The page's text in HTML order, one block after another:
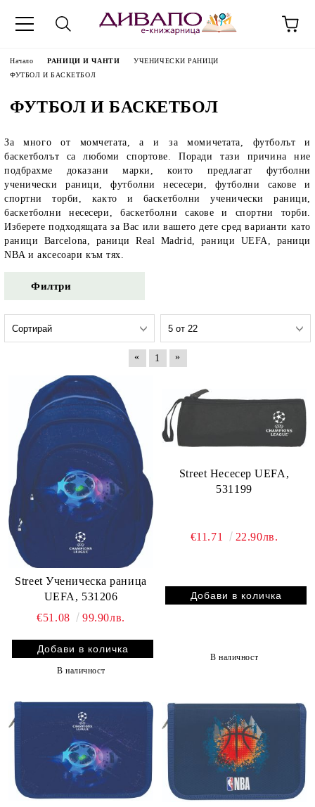
Начало РАНИЦИ И ЧАНТИ
УЧЕНИЧЕСКИ РАНИЦИ
ФУТБОЛ И БАСКЕТБОЛ
ФУТБОЛ И БАСКЕТБОЛ
За много от момчетата, а и за момичетата, футболът и
баскетболът са любоми спортове. Поради тази причина ние
подбрахме доказани марки, които предлагат футболни
ученически раници, футболни несесери, футболни сакове и
спортни торби, както и баскетболни ученически раници,
баскетболни несесери, баскетболни сакове и спортни торби.
Изберете подходящата за Вас или вашето дете сред варианти като
раници Barcelona, раници Real Madrid, раници UEFA, раници
NBA и аксесоари към тях.
Филтри
« 1 »
Street Ученическа раница
UEFA, 531206
€51.08
99.90лв.
В наличност
Street Несесер UEFA,
531199
€11.71 22.90лв.
В наличност